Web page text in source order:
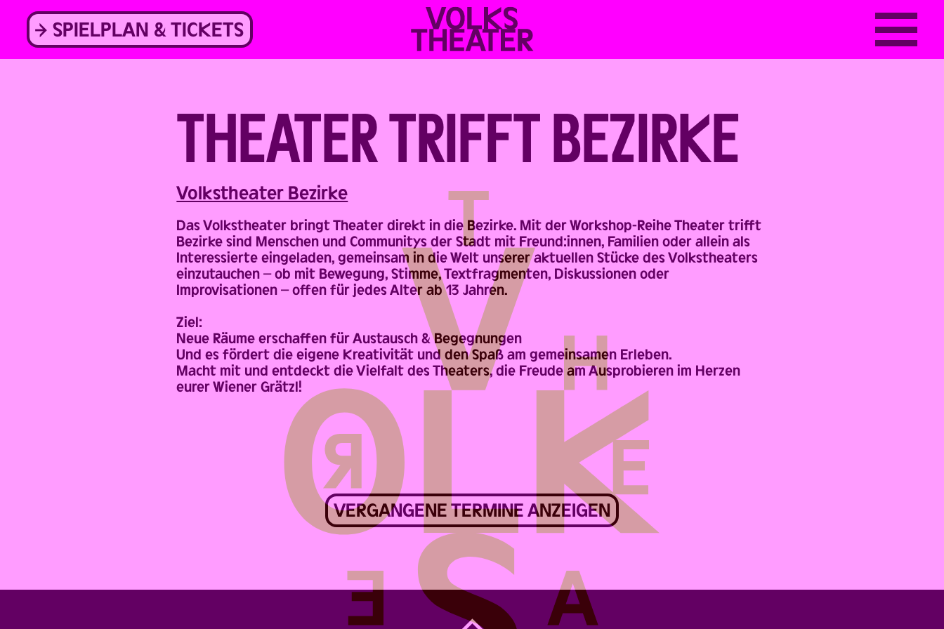
content
SPIELPLAN & TICKETS
VOLKSTHEATER
WIEN
THEATER TRIFFT BEZIRKE
Back
Volks­theater Bezirke
Das Volkstheater bringt Theater direkt in die Bezirke. Mit der Workshop-Reihe Theater trifft
Bezirke sind Menschen und Communitys der Stadt mit Freund:innen, Familien oder allein als
Interessierte eingeladen, gemeinsam in die Welt unserer aktuellen Stücke des Volkstheaters
einzutauchen – ob mit Bewegung, Stimme, Textfragmenten, Diskussionen oder
Improvisationen – offen für jedes Alter ab 13 Jahren.
Ziel:
Neue Räume erschaffen für Austausch & Begegnungen
Und es fördert die eigene Kreativität und den Spaß am gemeinsamen Erleben.
Macht mit und entdeckt die Vielfalt des Theaters, die Freude am Ausprobieren im Herzen
eurer Wiener Grätzl!
VERGANGENE TERMINE ANZEIGEN
Back